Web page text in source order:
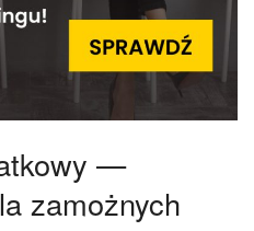
—
zamożnych